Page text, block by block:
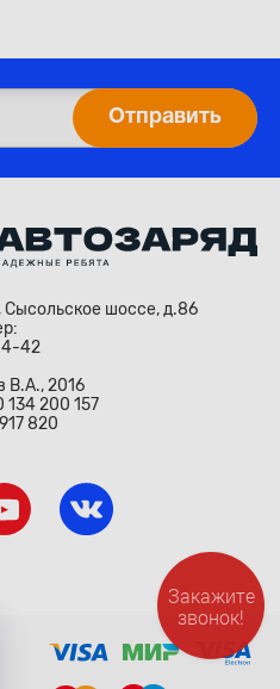
Сысольское шоссе, д.86
42
2016
134 200 157
820
Закажите
звонок!